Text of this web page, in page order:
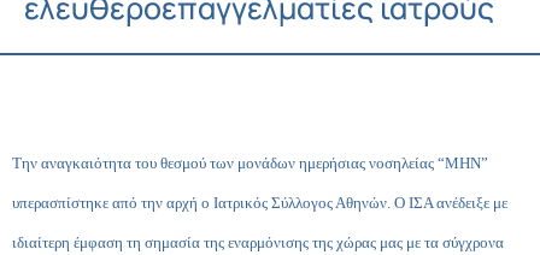
Την αναγκαιότητα του θεσμού των μονάδων ημερήσιας νοσηλείας “ΜΗΝ”
υπερασπίστηκε από την αρχή ο Ιατρικός Σύλλογος Αθηνών. Ο ΙΣΑ ανέδειξε με
ιδιαίτερη έμφαση τη σημασία της εναρμόνισης της χώρας μας με τα σύγχρονα